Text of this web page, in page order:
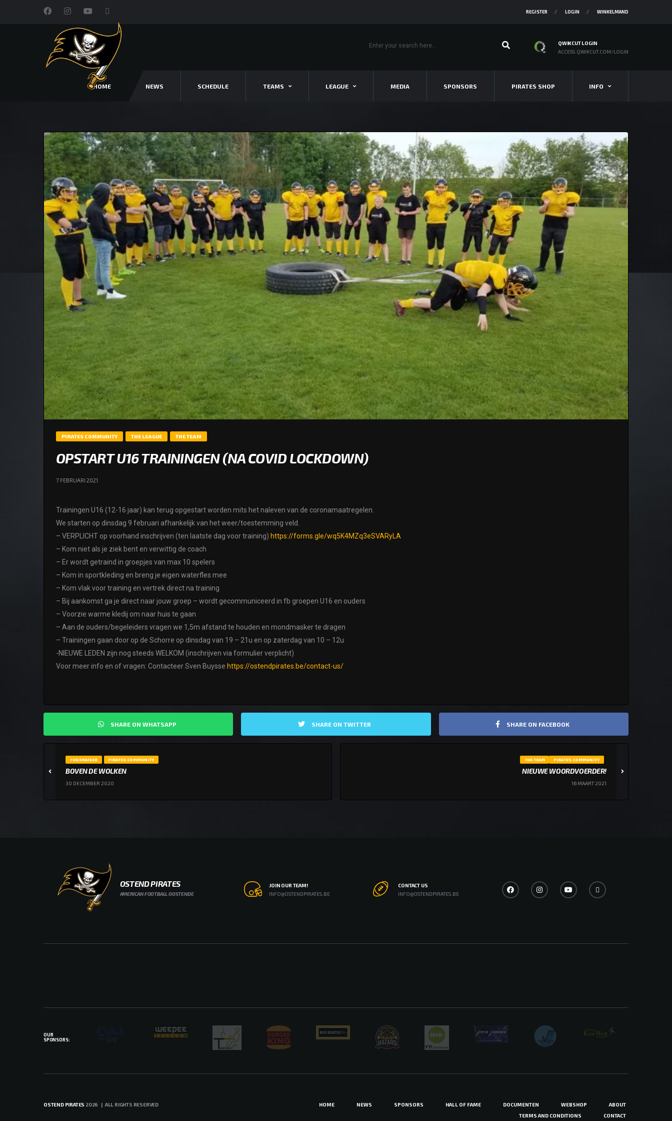
REGISTER LOGIN WINKELMAND
QWIKCUT LOGIN
ACCESS.QWIKCUT.COM/LOGIN
HOME NEWS SCHEDULE TEAMS LEAGUE MEDIA SPONSORS PIRATES SHOP INFO
PIRATES COMMUNITY THE LEAGUE THE TEAM
OPSTART U16 TRAININGEN (NA COVID LOCKDOWN)
7 FEBRUARI 2021
Trainingen U16 (12-16 jaar) kan terug opgestart worden mits het naleven van de coronamaatregelen.
We starten op dinsdag 9 februari afhankelijk van het weer/toestemming veld.
– VERPLICHT op voorhand inschrijven (ten laatste dag voor training) https://forms.gle/wq5K4MZq3eSVARyLA
– Kom niet als je ziek bent en verwittig de coach
– Er wordt getraind in groepjes van max 10 spelers
– Kom in sportkleding en breng je eigen waterfles mee
– Kom vlak voor training en vertrek direct na training
– Bij aankomst ga je direct naar jouw groep – wordt gecommuniceerd in fb groepen U16 en ouders
– Voorzie warme kledij om naar huis te gaan
– Aan de ouders/begeleiders vragen we 1,5m afstand te houden en mondmasker te dragen
– Trainingen gaan door op de Schorre op dinsdag van 19 – 21u en op zaterdag van 10 – 12u
-NIEUWE LEDEN zijn nog steeds WELKOM (inschrijven via formulier verplicht)
Voor meer info en of vragen: Contacteer Sven Buysse https://ostendpirates.be/contact-us/
SHARE ON WHATSAPP SHARE ON TWITTER SHARE ON FACEBOOK
FUNDRAISER PIRATES COMMUNITY
BOVEN DE WOLKEN
30 DECEMBER 2020
PIRATES COMMUNITY
THE TEAM
NIEUWE WOORDVOERDER!
16 MAART 2021
OSTEND PIRATES
AMERICAN FOOTBALL OOSTENDE
JOIN OUR TEAM!
INFO@OSTENDPIRATES.BE
CONTACT US
INFO@OSTENDPIRATES.BE
OUR
SPONSORS:
OSTEND PIRATES 2026 | ALL RIGHTS RESERVED HOME NEWS SPONSORS HALL OF FAME DOCUMENTEN WEBSHOP
ABOUT
TERMS AND CONDITIONS
CONTACT